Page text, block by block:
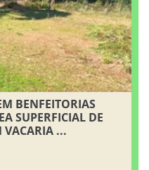
BENFEITORIAS
SUPERFICIAL DE
VACARIA ...